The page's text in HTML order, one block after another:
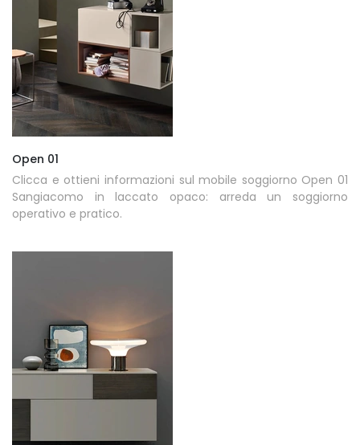
Open 01
Clicca e ottieni informazioni sul mobile soggiorno Open 01
Sangiacomo in laccato opaco: arreda un soggiorno
operativo e pratico.